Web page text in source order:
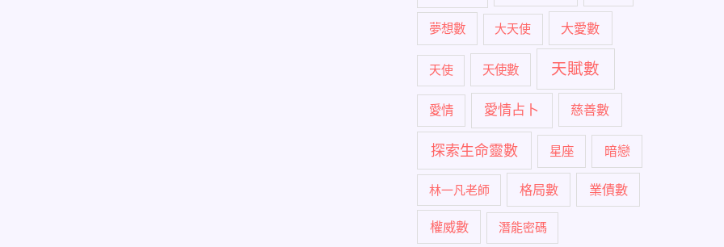
夢想數 大天使 大愛數
天使 天使數 天賦數
愛情 愛情占卜 慈善數
探索生命靈數 星座 暗戀
林一凡老師 格局數 業債數
權威數 潛能密碼